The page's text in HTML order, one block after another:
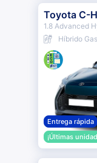
Toyota C-
1.8 Advanced
Híbrido
Entrega rápida
¡Últimas